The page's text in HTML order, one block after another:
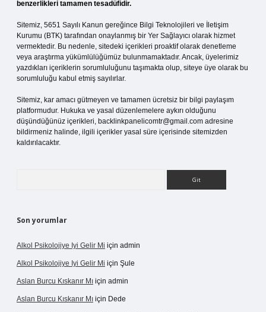
benzerlikleri tamamen tesadüfidir.
Sitemiz, 5651 Sayılı Kanun gereğince Bilgi Teknolojileri ve İletişim
Kurumu (BTK) tarafından onaylanmış bir Yer Sağlayıcı olarak hizmet
vermektedir. Bu nedenle, sitedeki içerikleri proaktif olarak denetleme
veya araştırma yükümlülüğümüz bulunmamaktadır. Ancak, üyelerimiz
yazdıkları içeriklerin sorumluluğunu taşımakta olup, siteye üye olarak bu
sorumluluğu kabul etmiş sayılırlar.
Sitemiz, kar amacı gütmeyen ve tamamen ücretsiz bir bilgi paylaşım
platformudur. Hukuka ve yasal düzenlemelere aykırı olduğunu
düşündüğünüz içerikleri, backlinkpanelicomtr@gmail.com adresine
bildirmeniz halinde, ilgili içerikler yasal süre içerisinde sitemizden
kaldırılacaktır.
Son yorumlar
Alkol Psikolojiye Iyi Gelir Mi için admin
Alkol Psikolojiye Iyi Gelir Mi için Şule
Aslan Burcu Kıskanır Mı için admin
Aslan Burcu Kıskanır Mı için Dede